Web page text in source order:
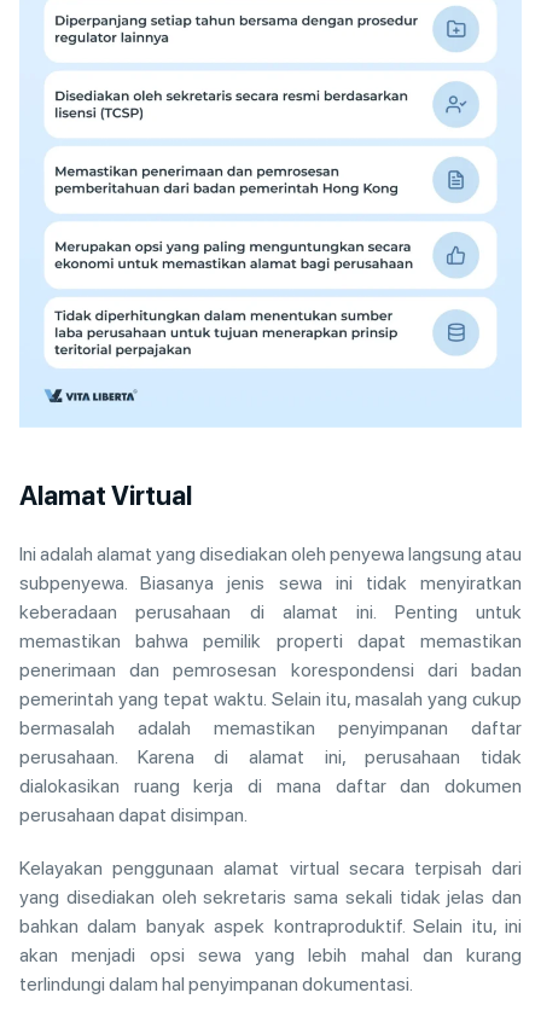
Alamat Virtual
Ini adalah alamat yang disediakan oleh penyewa langsung atau
subpenyewa. Biasanya jenis sewa ini tidak menyiratkan
keberadaan perusahaan di alamat ini. Penting untuk
memastikan bahwa pemilik properti dapat memastikan
penerimaan dan pemrosesan korespondensi dari badan
pemerintah yang tepat waktu. Selain itu, masalah yang cukup
bermasalah adalah memastikan penyimpanan daftar
perusahaan. Karena di alamat ini, perusahaan tidak
dialokasikan ruang kerja di mana daftar dan dokumen
perusahaan dapat disimpan.
Kelayakan penggunaan alamat virtual secara terpisah dari
yang disediakan oleh sekretaris sama sekali tidak jelas dan
bahkan dalam banyak aspek kontraproduktif. Selain itu, ini
akan menjadi opsi sewa yang lebih mahal dan kurang
terlindungi dalam hal penyimpanan dokumentasi.